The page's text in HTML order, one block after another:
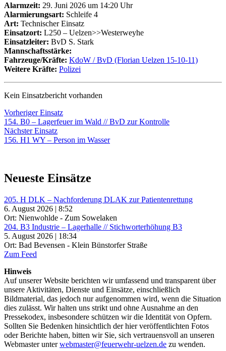
Alarmzeit: 29. Juni 2026 um 14:20 Uhr
Alarmierungsart: Schleife 4
Art: Technischer Einsatz
Einsatzort: L250 – Uelzen>>Westerweyhe
Einsatzleiter: BvD S. Stark
Mannschaftsstärke:
Fahrzeuge/Kräfte: KdoW / BvD (Florian Uelzen 15-10-11)
Weitere Kräfte: Polizei
Kein Einsatzbericht vorhanden
Beitragsnavigation
Vorheriger EinsatzVorheriger
Einsatz:
154. B0 – Lagerfeuer im Wald // BvD zur Kontrolle
Nächster EinsatzNächster
Einsatz:
156. H1 WY – Person im Wasser
Neueste Einsätze
205. H DLK – Nachforderung DLAK zur Patientenrettung
6. August 2026 | 8:52
Ort: Nienwohlde - Zum Sowelaken
204. B3 Industrie – Lagerhalle // Stichworterhöhung B3
5. August 2026 | 18:34
Ort: Bad Bevensen - Klein Bünstorfer Straße
Zum Feed
Hinweis
Auf unserer Website berichten wir umfassend und transparent über
unsere Aktivitäten, Dienste und Einsätze, einschließlich
Bildmaterial, das jedoch nur aufgenommen wird, wenn die Situation
dies zulässt. Wir halten uns strikt und ohne Ausnahme an den
Pressekodex, insbesondere schützen wir die Identität von Opfern.
Sollten Sie Bedenken hinsichtlich der hier veröffentlichten Fotos
oder Berichte haben, bitten wir Sie, sich vertrauensvoll an unseren
Webmaster unterwebmaster@feuerwehr-uelzen.de zu wenden.